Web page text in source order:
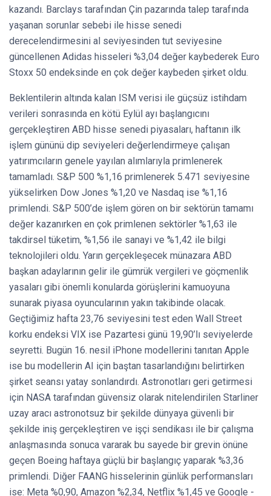
kazandı. Barclays tarafından Çin pazarında talep tarafında
yaşanan sorunlar sebebi ile hisse senedi
derecelendirmesini al seviyesinden tut seviyesine
güncellenen Adidas hisseleri %3,04 değer kaybederek Euro
Stoxx 50 endeksinde en çok değer kaybeden şirket oldu.
Beklentilerin altında kalan ISM verisi ile güçsüz istihdam
verileri sonrasında en kötü Eylül ayı başlangıcını
gerçekleştiren ABD hisse senedi piyasaları, haftanın ilk
işlem gününü dip seviyeleri değerlendirmeye çalışan
yatırımcıların genele yayılan alımlarıyla primlenerek
tamamladı. S&P 500 %1,16 primlenerek 5.471 seviyesine
yükselirken Dow Jones %1,20 ve Nasdaq ise %1,16
primlendi. S&P 500’de işlem gören on bir sektörün tamamı
değer kazanırken en çok primlenen sektörler %1,63 ile
takdirsel tüketim, %1,56 ile sanayi ve %1,42 ile bilgi
teknolojileri oldu. Yarın gerçekleşecek münazara ABD
başkan adaylarının gelir ile gümrük vergileri ve göçmenlik
yasaları gibi önemli konularda görüşlerini kamuoyuna
sunarak piyasa oyuncularının yakın takibinde olacak.
Geçtiğimiz hafta 23,76 seviyesini test eden Wall Street
korku endeksi VIX ise Pazartesi günü 19,90’lı seviyelerde
seyretti. Bugün 16. nesil iPhone modellerini tanıtan Apple
ise bu modellerin AI için baştan tasarlandığını belirtirken
şirket seansı yatay sonlandırdı. Astronotları geri getirmesi
için NASA tarafından güvensiz olarak nitelendirilen Starliner
uzay aracı astronotsuz bir şekilde dünyaya güvenli bir
şekilde iniş gerçekleştiren ve işçi sendikası ile bir çalışma
anlaşmasında sonuca vararak bu sayede bir grevin önüne
geçen Boeing haftaya güçlü bir başlangıç yaparak %3,36
primlendi. Diğer FAANG hisselerinin günlük performansları
ise: Meta %0,90, Amazon %2,34, Netflix %1,45 ve Google -